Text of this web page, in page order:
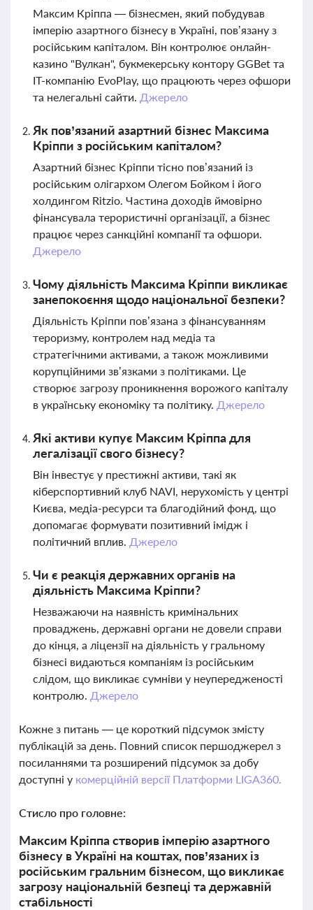
Максим Кріппа — бізнесмен, який побудував
імперію азартного бізнесу в Україні, пов’язану з
російським капіталом. Він контролює онлайн-
казино "Вулкан", букмекерську контору GGBet та
IT-компанію EvoPlay, що працюють через офшори
та нелегальні сайти. Джерело
Як пов’язаний азартний бізнес Максима
Кріппи з російським капіталом?
Азартний бізнес Кріппи тісно пов’язаний із
російським олігархом Олегом Бойком і його
холдингом Ritzio. Частина доходів ймовірно
фінансувала терористичні організації, а бізнес
працює через санкційні компанії та офшори.
Джерело
Чому діяльність Максима Кріппи викликає
занепокоєння щодо національної безпеки?
Діяльність Кріппи пов’язана з фінансуванням
тероризму, контролем над медіа та
стратегічними активами, а також можливими
корупційними зв’язками з політиками. Це
створює загрозу проникнення ворожого капіталу
в українську економіку та політику. Джерело
Які активи купує Максим Кріппа для
легалізації свого бізнесу?
Він інвестує у престижні активи, такі як
кіберспортивний клуб NAVI, нерухомість у центрі
Києва, медіа-ресурси та благодійний фонд, що
допомагає формувати позитивний імідж і
політичний вплив. Джерело
Чи є реакція державних органів на
діяльність Максима Кріппи?
Незважаючи на наявність кримінальних
проваджень, державні органи не довели справи
до кінця, а ліцензії на діяльність у гральному
бізнесі видаються компаніям із російським
слідом, що викликає сумніви у неупередженості
контролю. Джерело
Кожне з питань — це короткий підсумок змісту
публікацій за день. Повний список першоджерел з
посиланнями та розширений підсумок за добу
доступні у комерційній версії Платформи LIGA360.
Стисло про головне:
Максим Кріппа створив імперію азартного
бізнесу в Україні на коштах, пов’язаних із
російським гральним бізнесом, що викликає
загрозу національній безпеці та державній
стабільності